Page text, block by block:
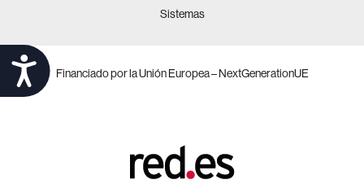
Accesibilidad
Sistemas
Financiado por la Unión Europea – NextGenerationUE